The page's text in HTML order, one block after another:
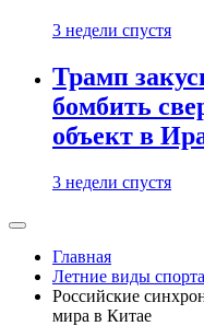
3 недели спустя
Трамп
бомбить
объект в
3 недели спустя
Главная
Летние виды спорта
Российские
мира в Китае